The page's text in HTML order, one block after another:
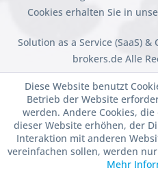
Cookies erhalten Sie in
Solution as a Service (SaaS)
brokers.de Alle
Diese Website benutzt
Betrieb der Website
werden. Andere Cookies,
dieser Website erhöhen, der
Interaktion mit anderen
vereinfachen sollen, werden
Mehr